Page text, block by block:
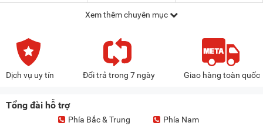
Xem thêm chuyên mục
Dịch vụ uy tín Đổi trả trong 7 ngày Giao hàng toàn quốc
Tổng đài hỗ trợ
Phía Bắc & Trung
Phía Nam